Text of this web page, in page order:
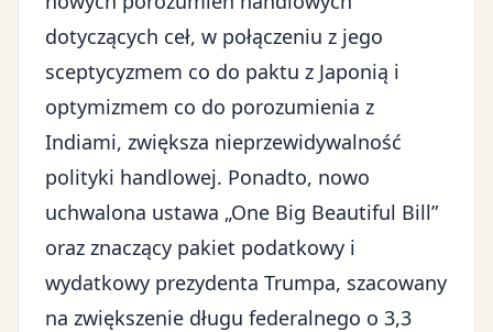
dotyczących ceł, w połączeniu z jego
sceptycyzmem co do paktu z Japonią i
optymizmem co do porozumienia z
Indiami, zwiększa nieprzewidywalność
polityki handlowej. Ponadto, nowo
uchwalona ustawa „One Big Beautiful Bill”
oraz znaczący pakiet podatkowy i
wydatkowy prezydenta Trumpa, szacowany
na zwiększenie długu federalnego o 3,3